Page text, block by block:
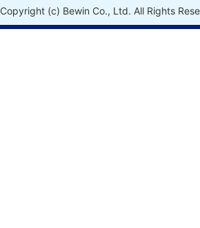
Copyright (c) Bewin Co., Ltd. All Rights